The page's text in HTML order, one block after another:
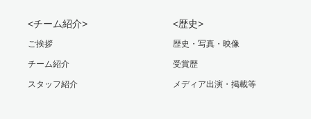
<チーム紹介>
ご挨拶
チーム紹介
スタッフ紹介
<歴史>
歴史・写真・映像
受賞歴
メディア出演・掲載等